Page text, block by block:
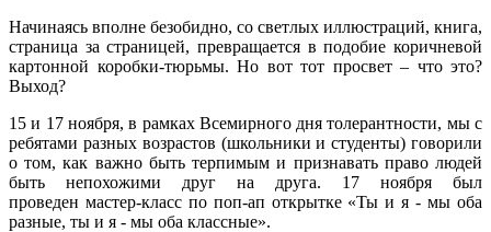
Начинаясь вполне безобидно, со светлых иллюстраций, книга,
страница за страницей, превращается в подобие коричневой
картонной коробки-тюрьмы. Но вот тот просвет – что это?
Выход?
15 и 17 ноября, в рамках Всемирного дня толерантности, мы с
ребятами разных возрастов (школьники и студенты) говорили
о том, как важно быть терпимым и признавать право людей
быть непохожими друг на друга. 17 ноября был
проведен мастер-класс по поп-ап открытке «Ты и я - мы оба
разные, ты и я - мы оба классные».